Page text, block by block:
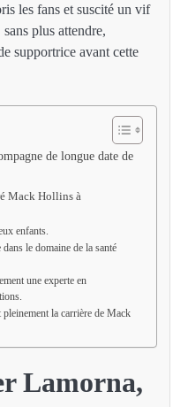
les fans et suscité un vif
plus attendre,
supportrice avant cette
de longue date de
Mack Hollins à
enfants.
le domaine de la santé
une experte en
la carrière de Mack
Lamorna,